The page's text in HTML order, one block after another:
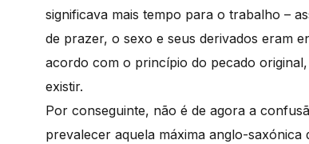
significava mais tempo para o trabalho –
de prazer, o sexo e seus derivados eram
acordo com o princípio do pecado
existir.
Por conseguinte, não é de agora a
prevalecer aquela máxima anglo-